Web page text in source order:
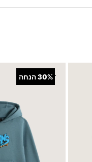
כאן
או בסניפי הרשת
המלאים כאן
+
30%הנחה